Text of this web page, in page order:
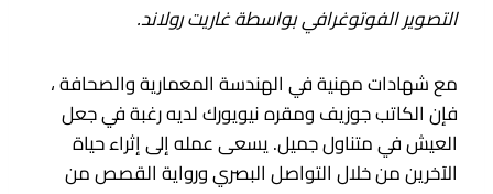
التصوير الفوتوغرافي بواسطة غاريت رولاند.
مع شهادات مهنية في الهندسة المعمارية والصحافة ،
فإن الكاتب جوزيف ومقره نيويورك لديه رغبة في جعل
العيش في متناول جميل. يسعى عمله إلى إثراء حياة
الآخرين من خلال التواصل البصري ورواية القصص من